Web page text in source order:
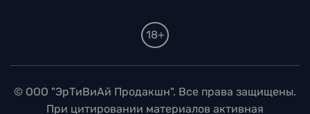
18+
© ООО "ЭрТиВиАй Продакшн". Все права защищены.
При цитировании материалов активная